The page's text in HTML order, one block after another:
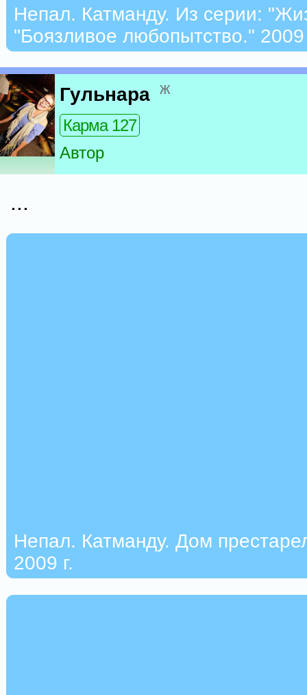
Непал. Катманду. Из серии:
"Боязливое любопытство." 2009
Гульнара ж
Карма 127
Автор
...
Непал. Катманду. Дом
2009 г.